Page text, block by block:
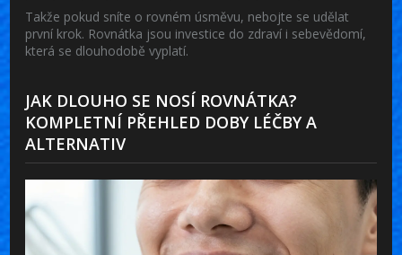
Takže pokud sníte o rovném úsměvu, nebojte se udělat
první krok. Rovnátka jsou investice do zdraví i sebevědomí,
která se dlouhodobě vyplatí.
JAK DLOUHO SE NOSÍ ROVNÁTKA?
KOMPLETNÍ PŘEHLED DOBY LÉČBY A
ALTERNATIV